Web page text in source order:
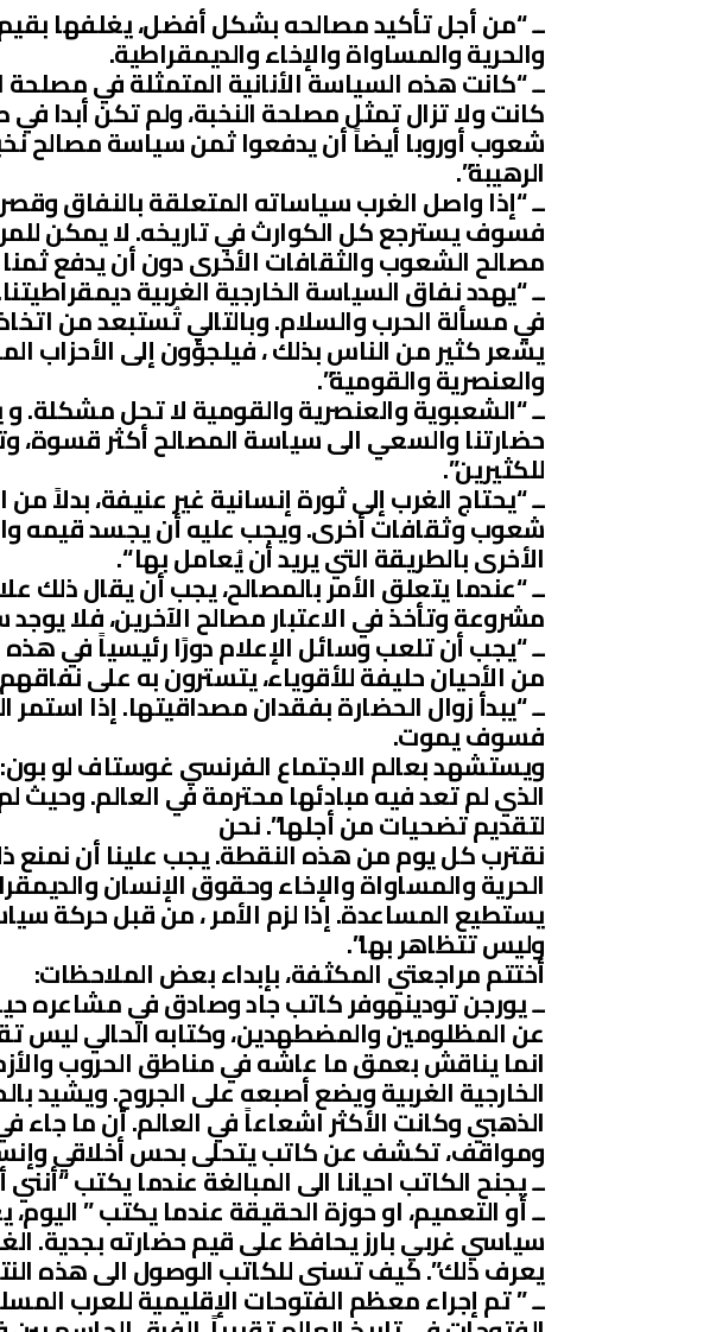
ــ “من أجل تأكيد مصالحه بشكل أفضل، يغلفها
والحرية والمساواة والإخاء والديمقراطية.
ــ “كانت هذه السياسة الأنانية المتمثلة في مصلحة
كانت ولا تزال تمثل مصلحة النخبة، ولم تكن أبدا
شعوب أوروبا أيضاً أن يدفعوا ثمن سياسة مصالح
الرهيبة”.
ــ “إذا واصل الغرب سياساته المتعلقة بالنفاق
فسوف يسترجع كل الكوارث في تاريخه. لا يمكن
مصالح الشعوب والثقافات الأخرى دون أن يدفع
ــ “يهدد نفاق السياسة الخارجية الغربية
في مسألة الحرب والسلام. وبالتالي تُستبعد من
يشعر كثير من الناس بذلك ، فيلجؤون إلى الأحزاب
والعنصرية والقومية”.
ــ “الشعبوية والعنصرية والقومية لا تحل مشكلة.
حضارتنا والسعي الى سياسة المصالح أكثر قسوة،
للكثيرين”.
ــ “يحتاج الغرب إلى ثورة إنسانية غير عنيفة،
شعوب وثقافات أخرى. ويجب عليه أن يجسد قيمه
الأخرى بالطريقة التي يريد أن يُعامل بها “.
ــ “عندما يتعلق الأمر بالمصالح، يجب أن يقال ذلك
مشروعة وتأخذ في الاعتبار مصالح الآخرين، فلا
ــ “يجب أن تلعب وسائل الإعلام دورًا رئيسياً في
من الأحيان حليفة للأقوياء، يتسترون به على
ــ “يبدأ زوال الحضارة بفقدان مصداقيتها. إذا
فسوف يموت.
ويستشهد بعالم الاجتماع الفرنسي غوستاف لو بون:
الذي لم تعد فيه مبادئها محترمة في العالم. وحيث
لتقديم تضحيات من أجلها”. نحن
نقترب كل يوم من هذه النقطة. يجب علينا أن نمنع
الحرية والمساواة والإخاء وحقوق الإنسان
يستطيع المساعدة. إذا لزم الأمر ، من قبل حركة
وليس تتظاهر بها”.
أختتم مراجعتي المكثفة، بإبداء بعض الملاحظات:
ــ يورجن تودينهوفر كاتب جاد وصادق في مشاعره
عن المظلومين والمضطهدين، وكتابه الحالي ليس
انما يناقش بعمق ما عاشه في مناطق الحروب
الخارجية الغربية ويضع أصبعه على الجروح. ويشيد
الذهبي وكانت الأكثر اشعاعاً في العالم. أن ما جاء
ومواقف، تكشف عن كاتب يتحلى بحس أخلاقي
ــ يجنح الكاتب احيانا الى المبالغة عندما يكتب “أنني
ــ أو التعميم، او حوزة الحقيقة عندما يكتب ” اليوم،
سياسي غربي بارز يحافظ على قيم حضارته بجدية.
يعرف ذلك”. كيف تسنى للكاتب الوصول الى هذه
ــ ” تم إجراء معظم الفتوحات الإقليمية للعرب